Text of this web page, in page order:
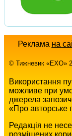
Реклама на
© Тижневик «EХO»
Використання
можливе при
джерела
«Про авторське
Редакція не
розміщених